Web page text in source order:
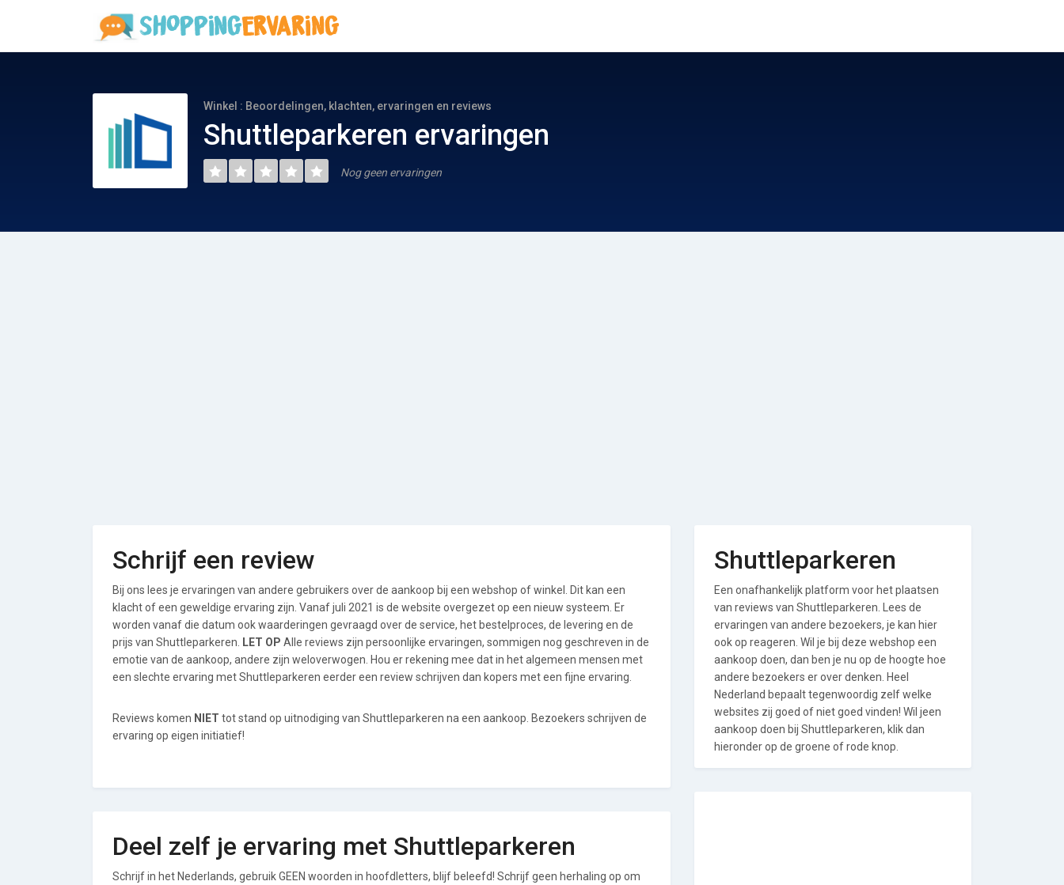
Winkel : Beoordelingen, klachten, ervaringen en reviews
Shuttleparkeren ervaringen
Nog geen ervaringen
Schrijf een review
Bij ons lees je ervaringen van andere gebruikers over de aankoop bij een webshop of winkel. Dit kan een
klacht of een geweldige ervaring zijn. Vanaf juli 2021 is de website overgezet op een nieuw systeem. Er
worden vanaf die datum ook waarderingen gevraagd over de service, het bestelproces, de levering en de
prijs van Shuttleparkeren.
LET OP Alle reviews zijn persoonlijke ervaringen, sommigen nog geschreven in de
emotie van de aankoop, andere zijn weloverwogen. Hou er rekening mee dat in het algemeen mensen met
een slechte ervaring met Shuttleparkeren eerder een review schrijven dan kopers met een fijne ervaring.
Reviews komen NIET tot stand op uitnodiging van Shuttleparkeren na een aankoop. Bezoekers schrijven de
ervaring op eigen initiatief!
Deel zelf je ervaring met Shuttleparkeren
Schrijf in het Nederlands, gebruik GEEN woorden in hoofdletters, blijf beleefd! Schrijf geen herhaling op om
Shuttleparkeren
Een onafhankelijk platform voor het plaatsen
van reviews van Shuttleparkeren. Lees de
ervaringen van andere bezoekers, je kan hier
ook op reageren. Wil je bij deze webshop een
aankoop doen, dan ben je nu op de hoogte hoe
andere bezoekers er over denken. Heel
Nederland bepaalt tegenwoordig zelf welke
websites zij goed of niet goed vinden! Wil jeen
aankoop doen bij Shuttleparkeren, klik dan
hieronder op de groene of rode knop.